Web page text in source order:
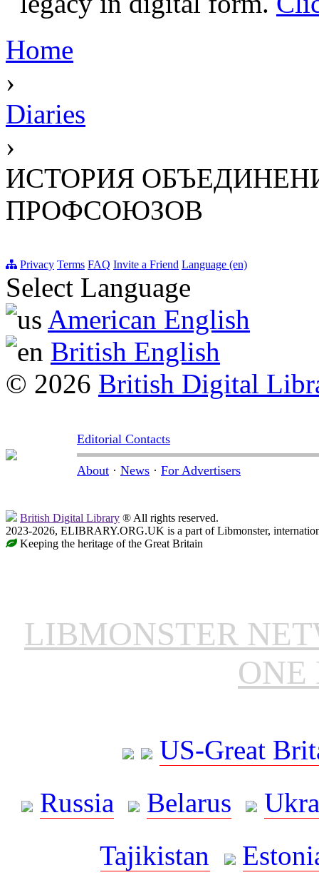
Home
›
Diaries
›
ИСТОРИЯ
ПРОФСОЮЗОВ
Privacy Terms FAQ Invite a Friend Language (en)
Select Language
American English
British English
© 2026 British Digital
Editorial Contacts
About · News · For Advertisers
British Digital Library ® All rights reserved.
2023-2026, ELIBRARY.ORG.UK is a part of Libmonster,
Keeping the heritage of the Great Britain
LIBMONSTER
ONE
US-Great
Russia
Belarus
Tajikistan